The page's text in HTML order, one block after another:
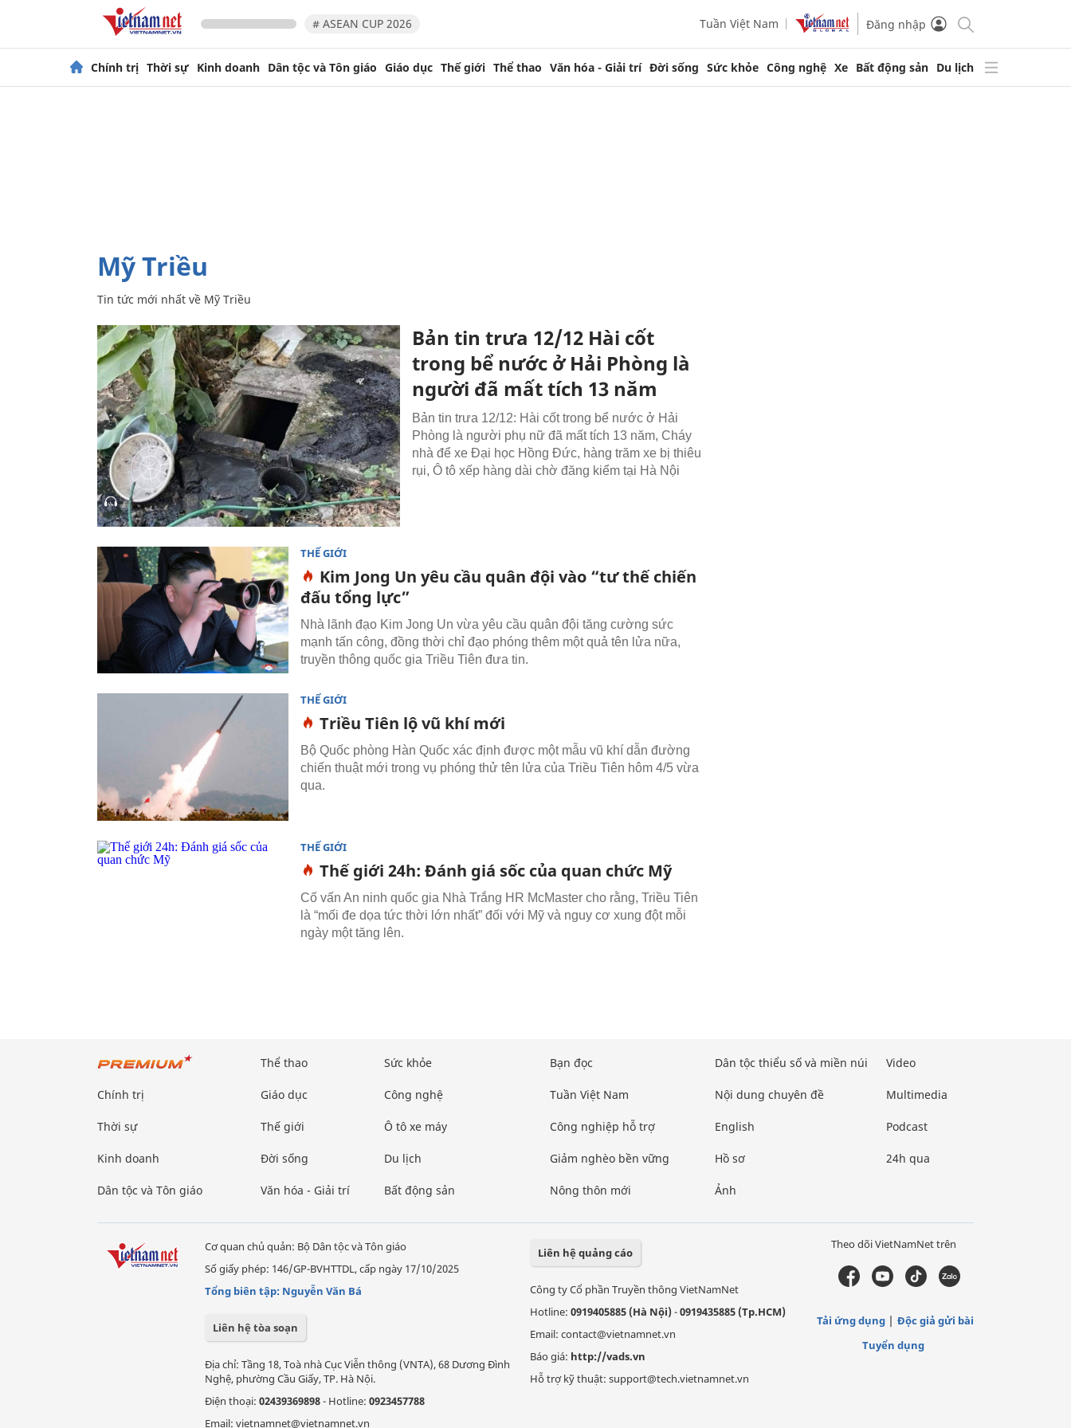
# ASEAN CUP 2026 Tuần Việt Nam Đăng nhập
Chính trị Thời sự Kinh doanh Dân tộc và Tôn giáo Giáo dục Thế giới Thể thao Văn hóa - Giải trí Đời sống Sức khỏe Công nghệ Xe Bất động sản Du lịch
Mỹ Triều
Tin tức mới nhất về Mỹ Triều
Bản tin trưa 12/12 Hài cốt
trong bể nước ở Hải Phòng là
người đã mất tích 13 năm
Bản tin trưa 12/12: Hài cốt trong bể nước ở Hải
Phòng là người phụ nữ đã mất tích 13 năm, Cháy
nhà để xe Đại học Hồng Đức, hàng trăm xe bị thiêu
rụi, Ô tô xếp hàng dài chờ đăng kiểm tại Hà Nội
THẾ GIỚI
Kim Jong Un yêu cầu quân đội vào “tư thế chiến
đấu tổng lực”
Nhà lãnh đạo Kim Jong Un vừa yêu cầu quân đội tăng cường sức
mạnh tấn công, đồng thời chỉ đạo phóng thêm một quả tên lửa nữa,
truyền thông quốc gia Triều Tiên đưa tin.
THẾ GIỚI
Triều Tiên lộ vũ khí mới
Bộ Quốc phòng Hàn Quốc xác định được một mẫu vũ khí dẫn đường
chiến thuật mới trong vụ phóng thử tên lửa của Triều Tiên hôm 4/5 vừa
qua.
THẾ GIỚI
Thế giới 24h: Đánh giá sốc của quan chức Mỹ
Cố vấn An ninh quốc gia Nhà Trắng HR McMaster cho rằng, Triều Tiên
là “mối đe dọa tức thời lớn nhất” đối với Mỹ và nguy cơ xung đột mỗi
ngày một tăng lên.
Chính trị
Thời sự
Kinh doanh
Dân tộc và Tôn giáo
Thể thao
Giáo dục
Thế giới
Đời sống
Văn hóa - Giải trí
Sức khỏe
Công nghệ
Ô tô xe máy
Du lịch
Bất động sản
Bạn đọc
Tuần Việt Nam
Công nghiệp hỗ trợ
Giảm nghèo bền vững
Nông thôn mới
Dân tộc thiểu số và miền núi
Nội dung chuyên đề
English
Hồ sơ
Ảnh
Video
Multimedia
Podcast
24h qua
Cơ quan chủ quản: Bộ Dân tộc và Tôn giáo
Số giấy phép: 146/GP-BVHTTDL, cấp ngày 17/10/2025
Tổng biên tập: Nguyễn Văn Bá
Liên hệ tòa soạn
Địa chỉ: Tầng 18, Toà nhà Cục Viễn thông (VNTA), 68 Dương Đình
Nghệ, phường Cầu Giấy, TP. Hà Nội.
Điện thoại: 02439369898- Hotline: 0923457788
Email: vietnamnet@vietnamnet.vn
Liên hệ quảng cáo
Công ty Cổ phần Truyền thông VietNamNet
Hotline: 0919405885 (Hà Nội)-0919435885 (Tp.HCM)
Email: contact@vietnamnet.vn
Báo giá: http://vads.vn
Hỗ trợ kỹ thuật: support@tech.vietnamnet.vn
Theo dõi VietNamNet trên
Tải ứng dụng
Độc giả gửi bài
Tuyển dụng